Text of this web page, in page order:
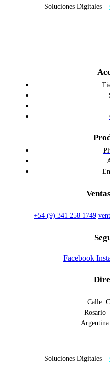
Soluciones Digitales –
+54 (9) 341 258 1749
Facebook
Calle:
Rosario
Soluciones Digitales –